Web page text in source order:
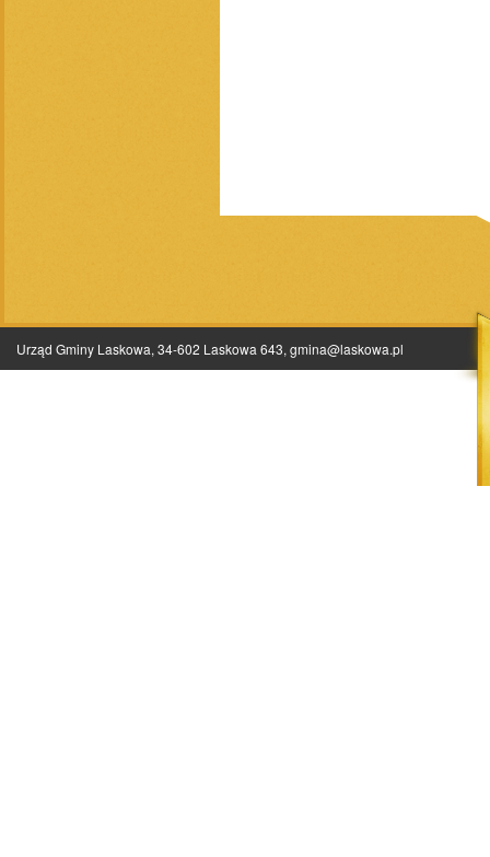
Urząd Gminy Laskowa, 34-602 Laskowa 643, gmina@laskowa.pl